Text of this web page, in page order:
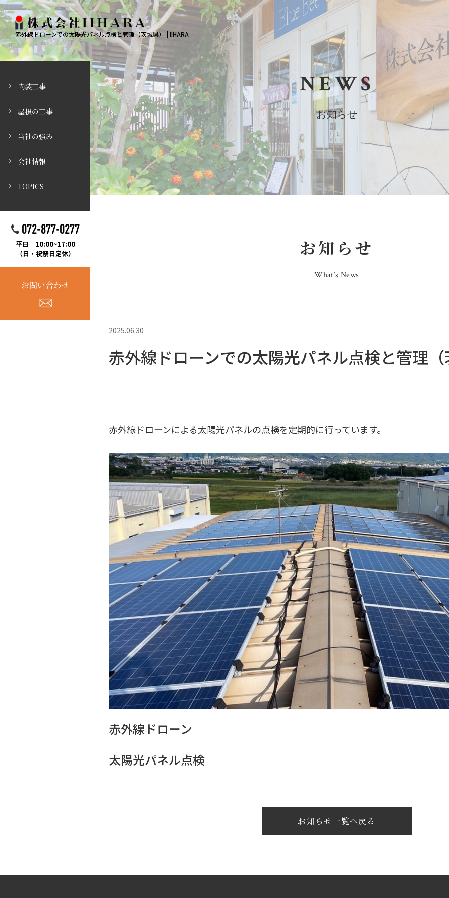
赤外線ドローンでの太陽光パネル点検と管理（茨城県） | IIHARA
内装工事
屋根の工事
当社の強み
会社情報
TOPICS
072-877-0277
平日 10:00~17:00
（日・祝祭日定休）
お問い合わせ
NEWS
お知らせ
お知らせ
What’s News
2025.06.30
赤外線ドローンでの太陽光パネル点検と管理
赤外線ドローンによる太陽光パネルの点検を定期的に行っています。
赤外線ドローン
太陽光パネル点検
お知らせ一覧へ戻る